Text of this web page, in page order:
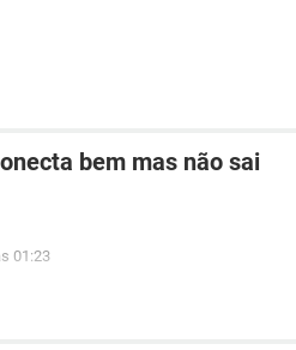
bem mas não sai
01:23